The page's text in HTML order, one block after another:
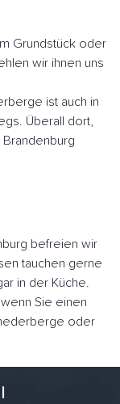
Grundstück oder
wir ihnen uns
ist auch in
Überall dort,
befreien wir
tauchen gerne
in der Küche.
Sie einen
oder